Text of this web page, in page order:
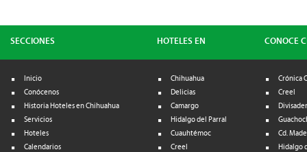
SECCIONES
Inicio
Conócenos
Historia Hoteles en Chihuahua
Servicios
Hoteles
Calendarios
HOTELES EN
Chihuahua
Delicias
Camargo
Hidalgo del Parral
Cuauhtémoc
Creel
CONOCE
Crónica
Creel
Cd.
Hidalgo